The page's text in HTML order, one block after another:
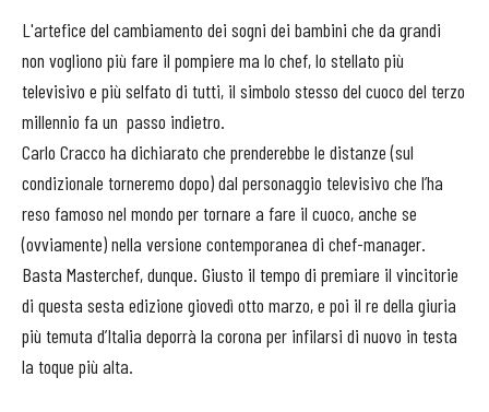
L'artefice del cambiamento dei sogni dei bambini che da grandi
non vogliono più fare il pompiere ma lo chef, lo stellato più
televisivo e più selfato di tutti, il simbolo stesso del cuoco del terzo
millennio fa un passo indietro.
Carlo Cracco ha dichiarato che prenderebbe le distanze (sul
condizionale torneremo dopo) dal personaggio televisivo che l’ha
reso famoso nel mondo per tornare a fare il cuoco, anche se
(ovviamente) nella versione contemporanea di chef-manager.
Basta Masterchef, dunque. Giusto il tempo di premiare il vincitorie
di questa sesta edizione giovedì otto marzo, e poi il re della giuria
più temuta d’Italia deporrà la corona per infilarsi di nuovo in testa
la toque più alta.